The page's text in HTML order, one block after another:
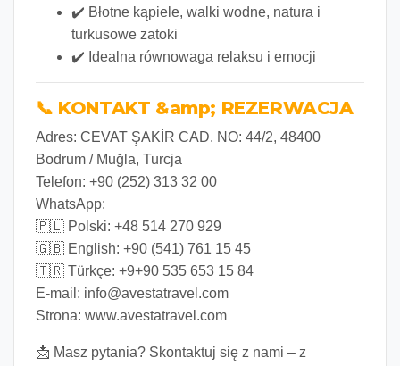
✔️ Błotne kąpiele, walki wodne, natura i
turkusowe zatoki
✔️ Idealna równowaga relaksu i emocji
📞 KONTAKT &amp; REZERWACJA
Adres: CEVAT ŞAKİR CAD. NO: 44/2, 48400
Bodrum / Muğla, Turcja
Telefon: +90 (252) 313 32 00
WhatsApp:
🇵🇱 Polski: +48 514 270 929
🇬🇧 English: +90 (541) 761 15 45
🇹🇷 Türkçe: +9+90 535 653 15 84
E-mail: info@avestatravel.com
Strona: www.avestatravel.com
📩 Masz pytania? Skontaktuj się z nami – z